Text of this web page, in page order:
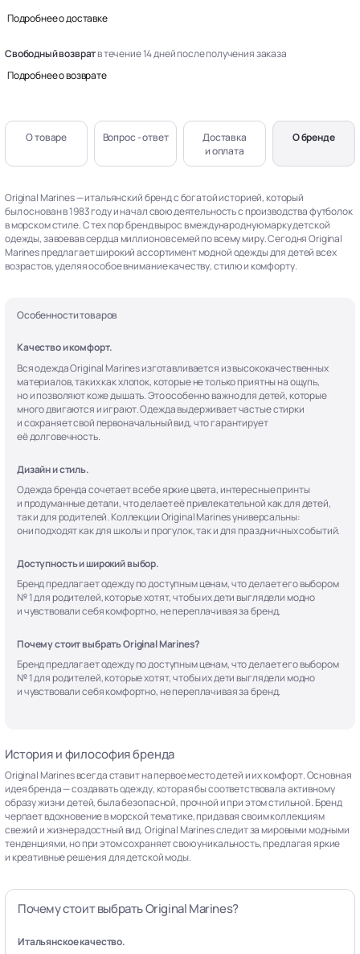
Подробнее о доставке
Свободный возвратв течение 14 дней после получения заказа
Подробнее о возврате
О товаре Вопрос - ответ
Доставка
и оплата
О бренде
Original Marines — итальянский бренд с богатой историей, который
был основан в 1983 году и начал свою деятельность с производства футболок
в морском стиле. С тех пор бренд вырос в международную марку детской
одежды, завоевав сердца миллионов семей по всему миру. Сегодня Original
Marines предлагает широкий ассортимент модной одежды для детей всех
возрастов, уделяя особое внимание качеству, стилю и комфорту.
Особенности товаров
Качество и комфорт.
Вся одежда Original Marines изготавливается из высококачественных
материалов, таких как хлопок, которые не только приятны на ощупь,
но и позволяют коже дышать. Это особенно важно для детей, которые
много двигаются и играют. Одежда выдерживает частые стирки
и сохраняет свой первоначальный вид, что гарантирует
её долговечность.
Дизайн и стиль.
Одежда бренда сочетает в себе яркие цвета, интересные принты
и продуманные детали, что делает её привлекательной как для детей,
так и для родителей. Коллекции Original Marines универсальны:
они подходят как для школы и прогулок, так и для праздничных событий.
Доступность и широкий выбор.
Бренд предлагает одежду по доступным ценам, что делает его выбором
№ 1 для родителей, которые хотят, чтобы их дети выглядели модно
и чувствовали себя комфортно, не переплачивая за бренд.
Почему стоит выбрать Original Marines?
Бренд предлагает одежду по доступным ценам, что делает его выбором
№ 1 для родителей, которые хотят, чтобы их дети выглядели модно
и чувствовали себя комфортно, не переплачивая за бренд.
История и философия бренда
Original Marines всегда ставит на первое место детей и их комфорт. Основная
идея бренда — создавать одежду, которая бы соответствовала активному
образу жизни детей, была безопасной, прочной и при этом стильной. Бренд
черпает вдохновение в морской тематике, придавая своим коллекциям
свежий и жизнерадостный вид. Original Marines следит за мировыми модными
тенденциями, но при этом сохраняет свою уникальность, предлагая яркие
и креативные решения для детской моды.
Почему стоит выбрать Original Marines?
Итальянское качество.